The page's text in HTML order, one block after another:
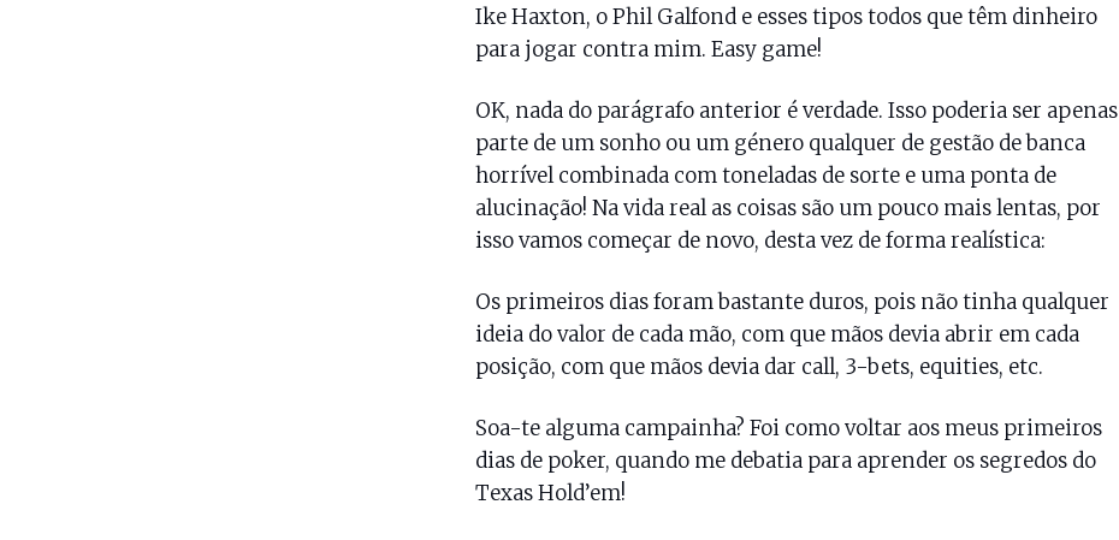
Ike Haxton, o Phil Galfond e esses tipos todos que têm dinheiro
para jogar contra mim. Easy game!
OK, nada do parágrafo anterior é verdade. Isso poderia ser apenas
parte de um sonho ou um género qualquer de gestão de banca
horrível combinada com toneladas de sorte e uma ponta de
alucinação! Na vida real as coisas são um pouco mais lentas, por
isso vamos começar de novo, desta vez de forma realística:
Os primeiros dias foram bastante duros, pois não tinha qualquer
ideia do valor de cada mão, com que mãos devia abrir em cada
posição, com que mãos devia dar call, 3-bets, equities, etc.
Soa-te alguma campainha? Foi como voltar aos meus primeiros
dias de poker, quando me debatia para aprender os segredos do
Texas Hold’em!